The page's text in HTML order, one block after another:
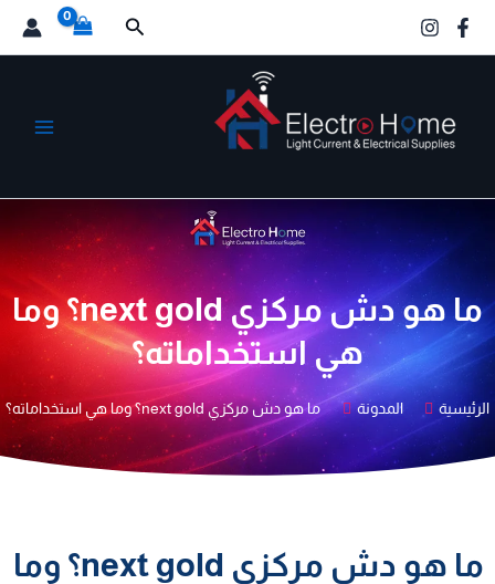
البحث
ما هو دش مركزي next gold؟ وما
هي استخداماته؟
الرئيسية المدونة ما هو دش مركزي next gold؟ وما هي استخداماته؟
ما هو دش مركزي next gold؟ وما